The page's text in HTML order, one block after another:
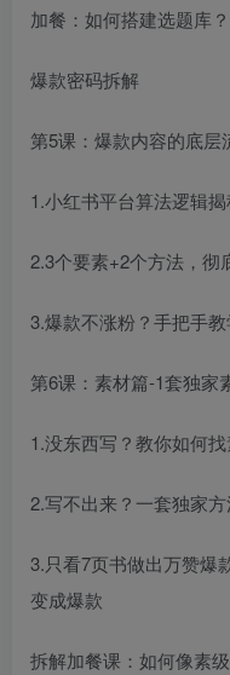
加餐：如何搭建选题库
爆款密码拆解
第5课：爆款内容的底层
1.小红书平台算法逻辑
2.3个要素+2个方法，彻
3.爆款不涨粉？手把手
第6课：素材篇-1套独家
1.没东西写？教你如何
2.写不出来？一套独家
3.只看7页书做出万赞爆
变成爆款
拆解加餐课：如何像素